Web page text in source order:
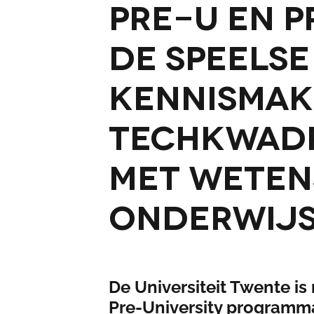
Pre-U en
de speelse
met
De Universiteit Twente is
Pre-University